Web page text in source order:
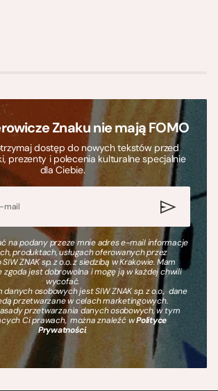
Znaku nie mają FOMO
dostęp do nowych tekstów przed
prezenty i polecenia kulturalne specjalnie
dla Ciebie.
na podany przeze mnie adres e-mail informacje
produktach, usługach oferowanych przez
ZNAK sp. z o.o. z siedzibą w Krakowie. Mam
zgoda jest dobrowolna i mogę ją w każdej chwili
wycofać.
osobowych jest SIW ZNAK sp. z o.o., dane
przetwarzane w celach marketingowych.
przetwarzania danych osobowych, w tym
Ci prawach, można znaleźć wPolityce
Prywatności.